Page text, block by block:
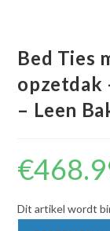
Bed Ties
opzetdak
– Leen
€
Dit artikel wordt